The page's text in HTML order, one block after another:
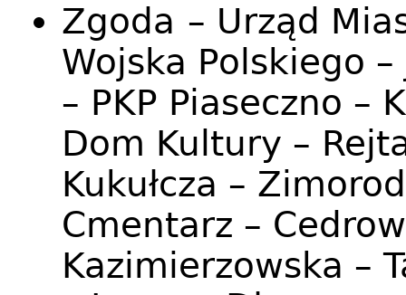
Zgoda – Urząd
Wojska Polskiego –
– PKP Piaseczno –
Dom Kultury –
Kukułcza –
Cmentarz –
Kazimierzowska –